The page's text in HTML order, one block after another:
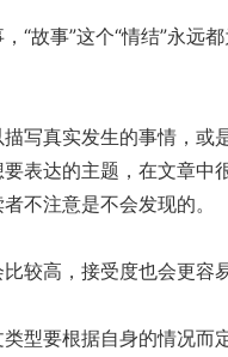
“故事”这个“情结”永远
写真实发生的事情，或
表达的主题，在文章中
不注意是不会发现的。
较高，接受度也会更容易
型要根据自身的情况而